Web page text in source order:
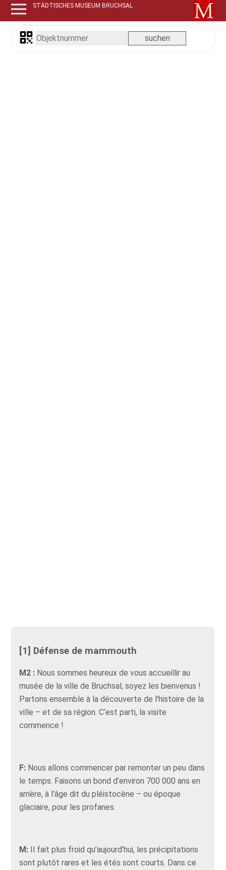
STÄDTISCHES MUSEUM BRUCHSAL
[1] Défense de mammouth
M2 : Nous sommes heureux de vous accueillir au
musée de la ville de Bruchsal, soyez les bienvenus !
Partons ensemble à la découverte de l’histoire de la
ville – et de sa région. C’est parti, la visite
commence !
F: Nous allons commencer par remonter un peu dans
le temps. Faisons un bond d’environ 700 000 ans en
arrière, à l’âge dit du pléistocène – ou époque
glaciaire, pour les profanes.
M:
Il fait plus froid qu’aujourd’hui, les précipitations
sont plutôt rares et les étés sont courts. Dans ce